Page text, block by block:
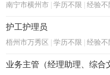
南宁市横州市 学历不限 经验不
护工护理员
梧州市万秀区 学历不限 经验不
业务主管（经理助理、综合